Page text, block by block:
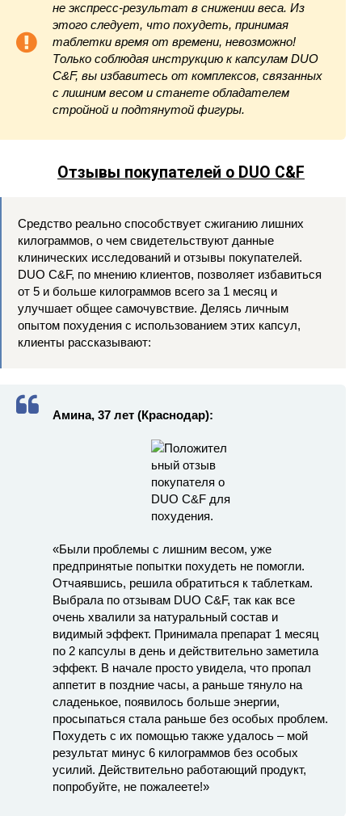
не экспресс-результат в снижении веса. Из
этого следует, что похудеть, принимая
таблетки время от времени, невозможно!
Только соблюдая инструкцию к капсулам DUO
C&F, вы избавитесь от комплексов, связанных
с лишним весом и станете обладателем
стройной и подтянутой фигуры.
Отзывы покупателей о DUO C&F
Средство реально способствует сжиганию лишних
килограммов, о чем свидетельствуют данные
клинических исследований и отзывы покупателей.
DUO C&F, по мнению клиентов, позволяет избавиться
от 5 и больше килограммов всего за 1 месяц и
улучшает общее самочувствие. Делясь личным
опытом похудения с использованием этих капсул,
клиенты рассказывают:
Амина, 37 лет (Краснодар):
«Были проблемы с лишним весом, уже
предпринятые попытки похудеть не помогли.
Отчаявшись, решила обратиться к таблеткам.
Выбрала по отзывам DUO C&F, так как все
очень хвалили за натуральный состав и
видимый эффект. Принимала препарат 1 месяц
по 2 капсулы в день и действительно заметила
эффект. В начале просто увидела, что пропал
аппетит в поздние часы, а раньше тянуло на
сладенькое, появилось больше энергии,
просыпаться стала раньше без особых проблем.
Похудеть с их помощью также удалось – мой
результат минус 6 килограммов без особых
усилий. Действительно работающий продукт,
попробуйте, не пожалеете!»